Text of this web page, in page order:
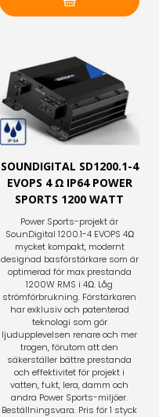
SOUNDIGITAL SD1200.1-4
EVOPS 4 Ω IP64 POWER
SPORTS 1200 WATT
Power Sports-projekt är
SounDigital 1200.1-4 EVOPS 4Ω
mycket kompakt, modernt
designad basförstärkare som är
optimerad för max prestanda
1200W RMS i 4Ω. Låg
strömförbrukning. Förstärkaren
har exklusiv och patenterad
teknologi som gör
ljudupplevelsen renare och mer
trogen, förutom att den
säkerställer bättre prestanda
och effektivitet för projekt i
vatten, fukt, lera, damm och
andra Power Sports-miljöer.
Beställningsvara. Pris för 1 styck